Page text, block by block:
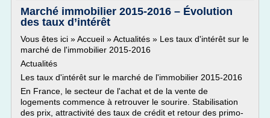
Marché immobilier 2015-2016 – Évolution
des taux d’intérêt
Vous êtes ici » Accueil » Actualités » Les taux d'intérêt sur le
marché de l'immobilier 2015-2016
Actualités
Les taux d'intérêt sur le marché de l'immobilier 2015-2016
En France, le secteur de l'achat et de la vente de
logements commence à retrouver le sourire. Stabilisation
des prix, attractivité des taux de crédit et retour des primo-